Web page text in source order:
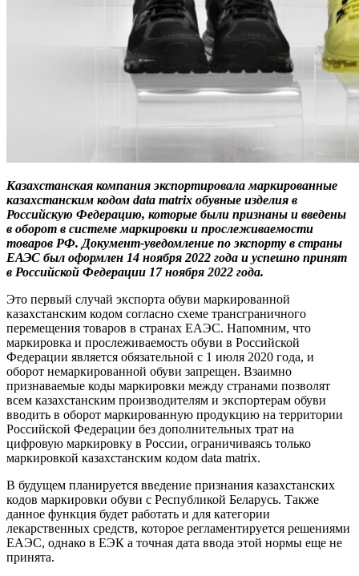
Казахстанская компания экспортировала маркированные
казахстанским кодом data matrix обувные изделия в
Российскую Федерацию, которые были признаны и введены
в оборот в системе маркировки и прослеживаемости
товаров РФ. Документ-уведомление по экспорту в страны
ЕАЭС был оформлен 14 ноября 2022 года и успешно принят
в Российской Федерации 17 ноября 2022 года.
Это первый случай экспорта обуви маркированной
казахстанским кодом согласно схеме трансграничного
перемещения товаров в странах ЕАЭС. Напомним, что
маркировка и прослеживаемость обуви в Российской
Федерации является обязательной с 1 июля 2020 года, и
оборот немаркированной обуви запрещен. Взаимно
признаваемые коды маркировки между странами позволят
всем казахстанским производителям и экспортерам обуви
вводить в оборот маркированную продукцию на территории
Российской Федерации без дополнительных трат на
цифровую маркировку в России, ограничиваясь только
маркировкой казахстанским кодом data matrix.
В будущем планируется введение признания казахстанских
кодов маркировки обуви с Республикой Беларусь. Также
данное функция будет работать и для категории
лекарственных средств, которое регламентируется решениями
ЕАЭС, однако в ЕЭК а точная дата ввода этой нормы еще не
принята.